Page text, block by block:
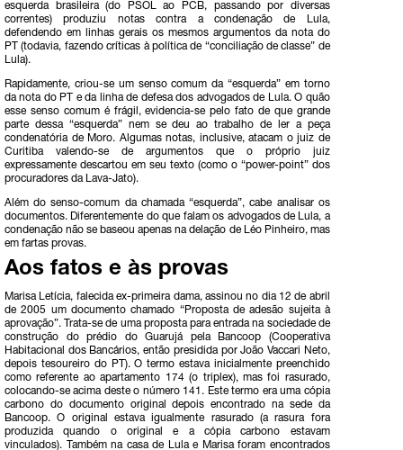
esquerda brasileira (do PSOL ao PCB, passando por diversas
correntes) produziu notas contra a condenação de Lula,
defendendo em linhas gerais os mesmos argumentos da nota do
PT (todavia, fazendo críticas à política de “conciliação de classe” de
Lula).
Rapidamente, criou-se um senso comum da “esquerda” em torno
da nota do PT e da linha de defesa dos advogados de Lula. O quão
esse senso comum é frágil, evidencia-se pelo fato de que grande
parte dessa “esquerda” nem se deu ao trabalho de ler a peça
condenatória de Moro. Algumas notas, inclusive, atacam o juiz de
Curitiba valendo-se de argumentos que o próprio juiz
expressamente descartou em seu texto (como o “power-point” dos
procuradores da Lava-Jato).
Além do senso-comum da chamada “esquerda”, cabe analisar os
documentos. Diferentemente do que falam os advogados de Lula, a
condenação não se baseou apenas na delação de Léo Pinheiro, mas
em fartas provas.
Aos fatos e às provas
Marisa Letícia, falecida ex-primeira dama, assinou no dia 12 de abril
de 2005 um documento chamado “Proposta de adesão sujeita à
aprovação”. Trata-se de uma proposta para entrada na sociedade de
construção do prédio do Guarujá pela Bancoop (Cooperativa
Habitacional dos Bancários, então presidida por João Vaccari Neto,
depois tesoureiro do PT). O termo estava inicialmente preenchido
como referente ao apartamento 174 (o triplex), mas foi rasurado,
colocando-se acima deste o número 141. Este termo era uma cópia
carbono do documento original depois encontrado na sede da
Bancoop. O original estava igualmente rasurado (a rasura fora
produzida quando o original e a cópia carbono estavam
vinculados). Também na casa de Lula e Marisa foram encontrados